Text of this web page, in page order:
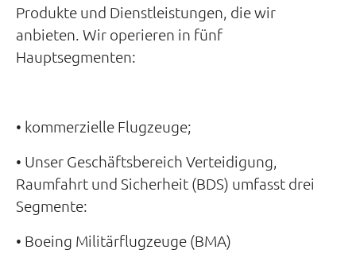
Produkte und Dienstleistungen, die wir
anbieten. Wir operieren in fünf
Hauptsegmenten:
• kommerzielle Flugzeuge;
• Unser Geschäftsbereich Verteidigung,
Raumfahrt und Sicherheit (BDS) umfasst drei
Segmente:
• Boeing Militärflugzeuge (BMA)